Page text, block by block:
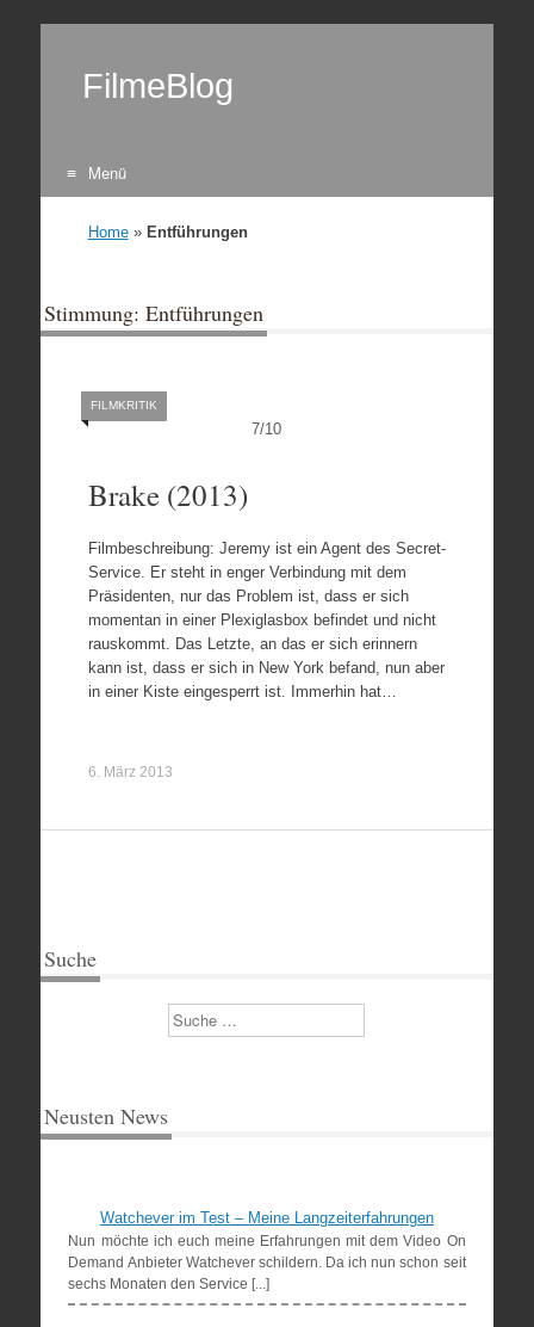
FilmeBlog
Menü
Home» Entführungen
Stimmung: Entführungen
7/10
FILMKRITIK
Brake (2013)
Filmbeschreibung: Jeremy ist ein Agent des Secret-
Service. Er steht in enger Verbindung mit dem
Präsidenten, nur das Problem ist, dass er sich
momentan in einer Plexiglasbox befindet und nicht
rauskommt. Das Letzte, an das er sich erinnern
kann ist, dass er sich in New York befand, nun aber
in einer Kiste eingesperrt ist. Immerhin hat…
6. März 2013
Suche
Suchen
Neusten News
Watchever im Test – Meine Langzeiterfahrungen
Nun möchte ich euch meine Erfahrungen mit dem Video On
Demand Anbieter Watchever schildern. Da ich nun schon seit
sechs Monaten den Service [...]